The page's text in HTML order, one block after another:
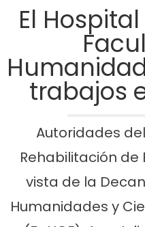
El
trabajos
Autoridades
Rehabilitación de
vista de la
Humanidades y